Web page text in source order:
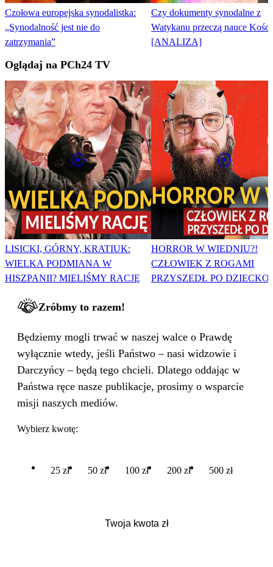
Czołowa europejska synodalistka:
„Synodalność jest nie do
zatrzymania”
Czy dokumenty synodalne z
Watykanu przeczą nauce
[ANALIZA]
Oglądaj na PCh24 TV
LISICKI, GÓRNY, KRATIUK:
WIELKA PODMIANA W
HISZPANII? MIELIŚMY RACJĘ
HORROR W WIEDNIU?!
CZŁOWIEK Z ROGAMI
PRZYSZEDŁ PO DZIECKO
Zróbmy to razem!
Będziemy mogli trwać w naszej walce o Prawdę
wyłącznie wtedy, jeśli Państwo – nasi widzowie i
Darczyńcy – będą tego chcieli. Dlatego oddając w
Państwa ręce nasze publikacje, prosimy o wsparcie
misji naszych mediów.
Wybierz kwotę:
25 zł 50 zł 100 zł 200 zł 500 zł